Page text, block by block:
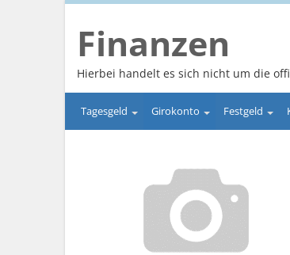
Finanzen
Hierbei handelt es sich nicht um die
Tagesgeld Girokonto Festgeld